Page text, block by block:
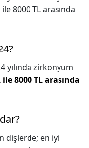
8000 TL arasında
yılında zirkonyum
ile 8000 TL arasında
dişlerde; en iyi